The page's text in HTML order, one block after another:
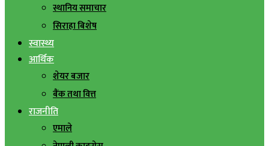
स्थानिय समाचार
सिराहा बिशेष
स्वास्थ्य
आर्थिक
शेयर बजार
बैंक तथा वित्त
राजनीति
एमाले